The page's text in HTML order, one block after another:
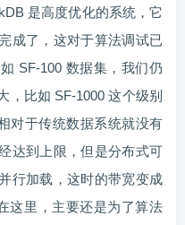
是高度优化的系统，它
成了，这对于算法调试已
SF-100 数据集，我们仍
，比如 SF-1000 这个级别
对于传统数据系统就没有
达到上限，但是分布式可
行加载，这时的带宽变成
这里，主要还是为了算法